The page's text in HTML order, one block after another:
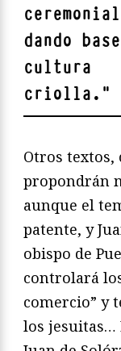
dando
cultura
criolla. "
Otros textos,
propondrán
aunque el
patente, y
obispo de
controlará
comercio” y
los jesuitas…